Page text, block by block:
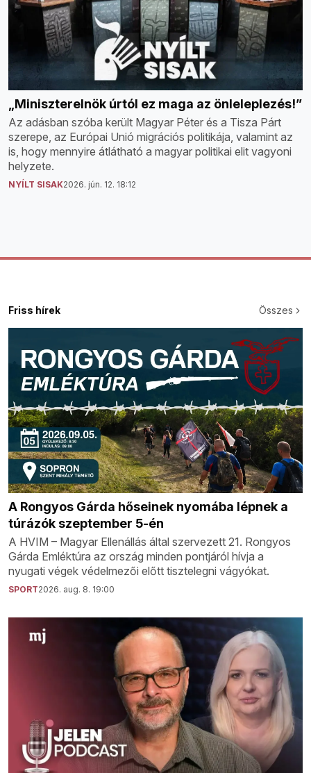
„Miniszterelnök úrtól ez maga az önleleplezés!”
Az adásban szóba került Magyar Péter és a Tisza Párt
szerepe, az Európai Unió migrációs politikája, valamint az
is, hogy mennyire átlátható a magyar politikai elit vagyoni
helyzete.
NYÍLT SISAK2026. jún. 12. 18:12
Friss hírek Összes
A Rongyos Gárda hőseinek nyomába lépnek a
túrázók szeptember 5-én
A HVIM – Magyar Ellenállás által szervezett 21. Rongyos
Gárda Emléktúra az ország minden pontjáról hívja a
nyugati végek védelmezői előtt tisztelegni vágyókat.
SPORT2026. aug. 8. 19:00